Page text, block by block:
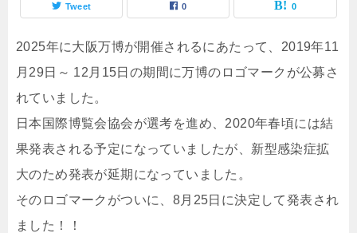
Tweet 0 0
2025年に大阪万博が開催されるにあたって、2019年11
月29日～ 12月15日の期間に万博のロゴマークが公募さ
れていました。
日本国際博覧会協会が選考を進め、2020年春頃には結
果発表される予定になっていましたが、新型感染症拡
大のため発表が延期になっていました。
そのロゴマークがついに、8月25日に決定して発表され
ました！！